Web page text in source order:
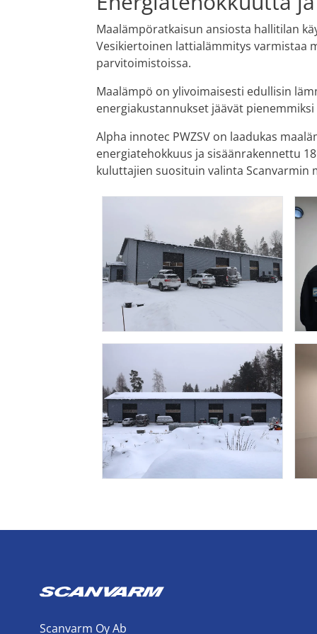
Maalämpöratkaisun ansiosta hallitilan
Vesikiertoinen lattialämmitys varmistaa
parvitoimistoissa.
Maalämpö on ylivoimaisesti edullisin
energiakustannukset jäävät
Alpha innotec PWZSV on laadukas
energiatehokkuus ja sisäänrakennettu
kuluttajien suosituin valinta Scanvarmin
Scanvarm Oy Ab